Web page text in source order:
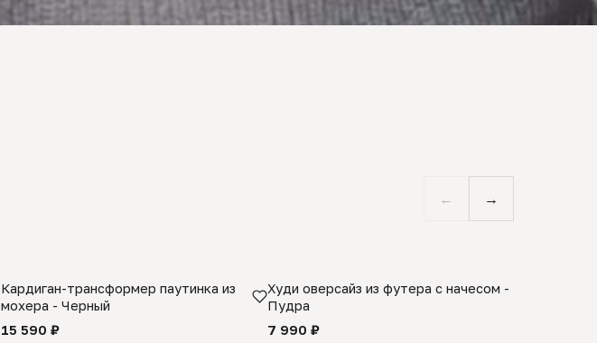
← →
Кардиган-трансформер паутинка из
мохера - Черный
15 590 ₽
Худи оверсайз из футера с начесом -
Пудра
7 990 ₽